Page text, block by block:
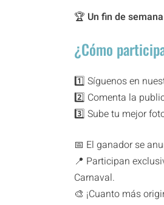
🏆 Un fin de
¿Cómo
1️⃣ Síguenos en
2️⃣ Comenta la
3️⃣ Sube tu mejor
📅 El ganador se
📍 Participan
Carnaval.
🎨 ¡Cuanto más